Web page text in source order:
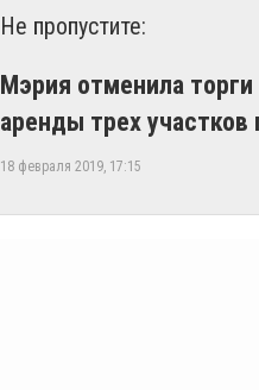
Не пропустите:
Мэрия отменила
аренды трех участков
18 февраля 2019, 17:15